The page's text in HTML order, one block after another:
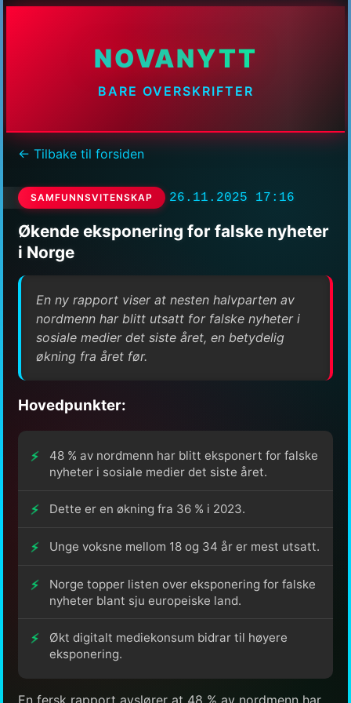
NOVANYTT
BARE OVERSKRIFTER
← Tilbake til forsiden
SAMFUNNSVITENSKAP 26.11.2025 17:16
Økende eksponering for falske nyheter
i Norge
En ny rapport viser at nesten halvparten av
nordmenn har blitt utsatt for falske nyheter i
sosiale medier det siste året, en betydelig
økning fra året før.
Hovedpunkter:
48 % av nordmenn har blitt eksponert for falske
nyheter i sosiale medier det siste året.
Dette er en økning fra 36 % i 2023.
Unge voksne mellom 18 og 34 år er mest utsatt.
Norge topper listen over eksponering for falske
nyheter blant sju europeiske land.
Økt digitalt mediekonsum bidrar til høyere
eksponering.
En fersk rapport avslører at 48 % av nordmenn har